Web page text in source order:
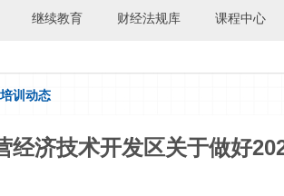
继续教育 财经法规库 课程中心
培训动态
经济技术开发区关于做好